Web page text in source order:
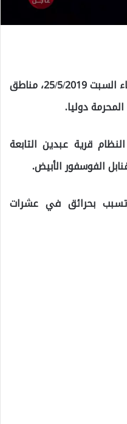
قصفت قوات النظام السوري مساء السبت 25/5/2019، مناطق
دوليا.
قرية عبدين التابعة
الفوسفور الأبيض.
بحرائق في عشرات